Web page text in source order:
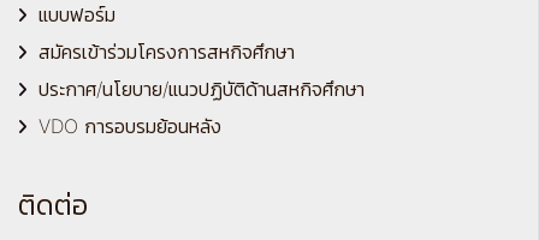
แบบฟอร์ม
สมัครเข้าร่วมโครงการสหกิจศึกษา
ประกาศ/นโยบาย/แนวปฏิบัติด้านสหกิจศึกษา
VDO การอบรมย้อนหลัง
ติดต่อ